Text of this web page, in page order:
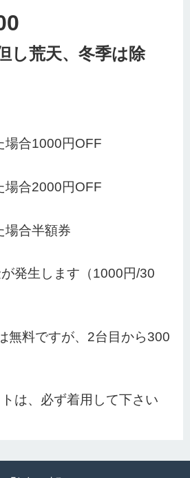
し荒天、冬季は除
場合1000円OFF
場合2000円OFF
場合半額券
発生します（1000円/30
無料ですが、2台目から300
は、必ず着用して下さい